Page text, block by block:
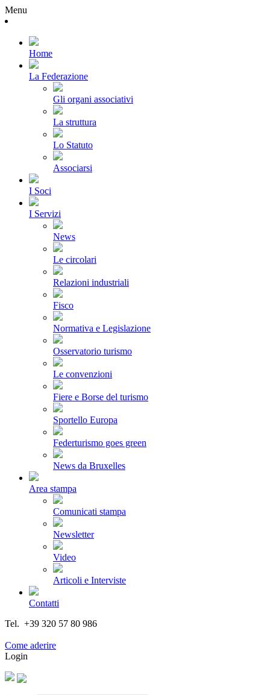
Menu
Home
La Federazione
Gli organi associativi
La struttura
Lo Statuto
Associarsi
I Soci
I Servizi
News
Le circolari
Relazioni industriali
Fisco
Normativa e Legislazione
Osservatorio turismo
Le convenzioni
Fiere e Borse del turismo
Sportello Europa
Federturismo goes green
News da Bruxelles
Area stampa
Comunicati stampa
Newsletter
Video
Articoli e Interviste
Contatti
Tel. +39 320 57 80 986
Come aderire
Login